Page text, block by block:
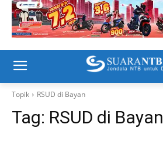
Topik RSUD di Bayan
Tag: RSUD di Bayan